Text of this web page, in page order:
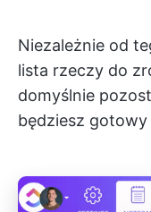
Niezależnie od
lista rzeczy do
domyślnie
będziesz gotowy